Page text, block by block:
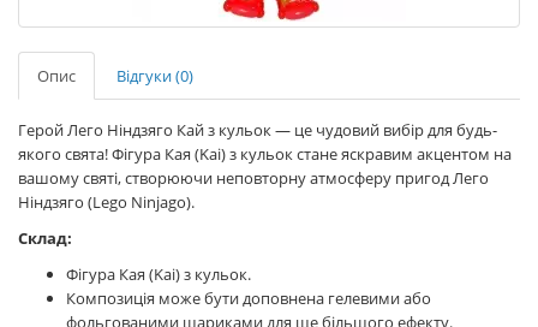
Опис Відгуки (0)
Герой Лего Ніндзяго Кай з кульок — це чудовий вибір для будь-
якого свята! Фігура Кая (Kai) з кульок стане яскравим акцентом на
вашому святі, створюючи неповторну атмосферу пригод Лего
Ніндзяго (Lego Ninjago).
Склад:
Фігура Кая (Kai) з кульок.
Композиція може бути доповнена гелевими або
фольгованими шариками для ще більшого ефекту.